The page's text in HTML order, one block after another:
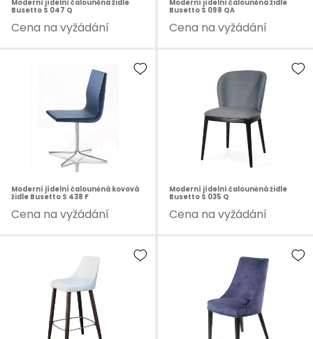
Moderní jídelní čalouněná židle
Busetto S 047 Q
Cena na vyžádání
Moderní jídelní čalouněná židle
Busetto S 098 QA
Cena na vyžádání
Moderní jídelní čalouněná kovová
židle Busetto S 438 F
Cena na vyžádání
Moderní jídelní čalouněná židle
Busetto S 035 Q
Cena na vyžádání